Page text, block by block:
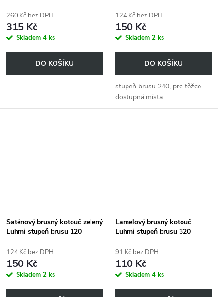
260 Kč bez DPH
315 Kč
Skladem 4 ks
DO KOŠÍKU
124 Kč bez DPH
150 Kč
Skladem 2 ks
DO KOŠÍKU
stupeň brusu 240, pro těžce
dostupná místa
Saténový brusný kotouč zelený
Luhmi stupeň brusu 120
124 Kč bez DPH
150 Kč
Skladem 2 ks
Lamelový brusný kotouč
Luhmi stupeň brusu 320
91 Kč bez DPH
110 Kč
Skladem 4 ks